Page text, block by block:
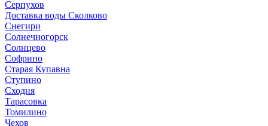
Серпухов
Доставка воды Сколково
Снегири
Солнечногорск
Солнцево
Софрино
Старая Купавна
Ступино
Сходня
Тарасовка
Томилино
Чехов